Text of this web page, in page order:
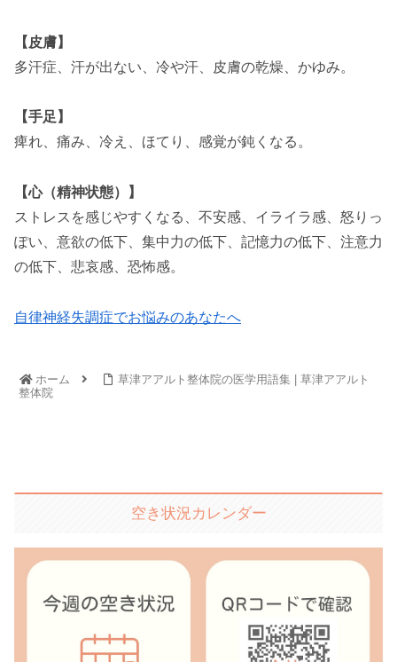
【皮膚】
多汗症、汗が出ない、冷や汗、皮膚の乾燥、かゆみ。
【手足】
痺れ、痛み、冷え、ほてり、感覚が鈍くなる。
【心（精神状態）】
ストレスを感じやすくなる、不安感、イライラ感、怒りっ
ぽい、意欲の低下、集中力の低下、記憶力の低下、注意力
の低下、悲哀感、恐怖感。
自律神経失調症でお悩みのあなたへ
ホーム
草津アアルト整体院の医学用語集 | 草津アアルト
整体院
空き状況カレンダー